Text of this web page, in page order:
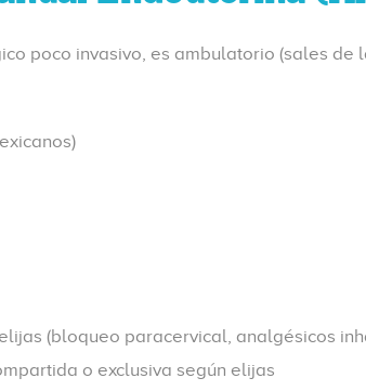
poco invasivo, es ambulatorio (sales
(bloqueo paracervical, analgésicos
o exclusiva según elijas